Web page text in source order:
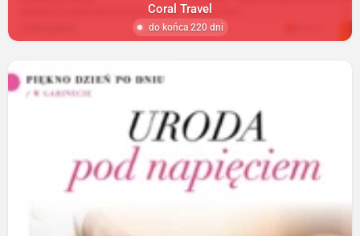
Coral Travel
do końca 220 dni